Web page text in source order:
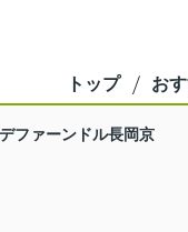
トップ お
デファーンドル長岡京